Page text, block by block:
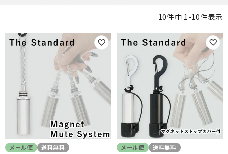
10件中 1-10件表示
メール便 送料無料 メール便 送料無料